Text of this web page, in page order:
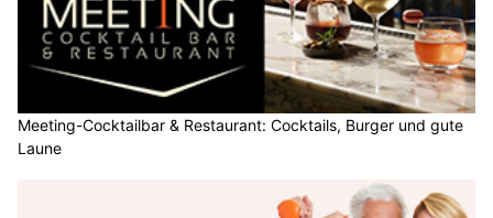
Meeting-Cocktailbar & Restaurant: Cocktails, Burger und gute
Laune